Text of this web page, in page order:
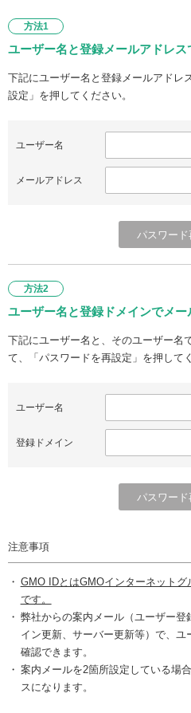
方法1
ユーザー名と登録メールアドレ
下記にユーザー名と登録メールアドレ
設定」を押してください。
ユーザー名
メールアドレス
方法2
ユーザー名と登録ドメインでメー
下記にユーザー名と、そのユーザー名
て、「パスワードを再設定」を押して
ユーザー名
登録ドメイン
注意事項
GMO IDとはGMOインターネット
です。
弊社からの案内メール（ユーザー登
イン更新、サーバー更新等）で、
確認できます。
案内メールを2箇所設定している場
スになります。